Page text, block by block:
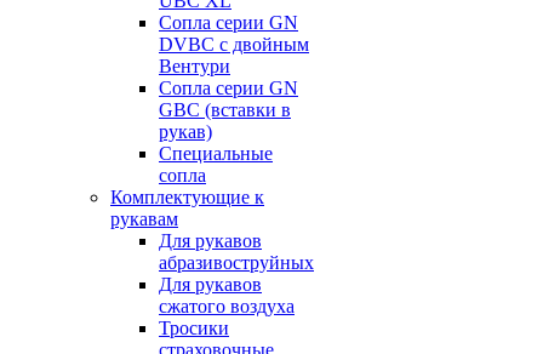
Сопла серии GN
DVBC с двойным
Вентури
Сопла серии GN
GBC (вставки в
рукав)
Специальные
сопла
Комплектующие к
рукавам
Для рукавов
абразивоструйных
Для рукавов
сжатого воздуха
Тросики
страховочные